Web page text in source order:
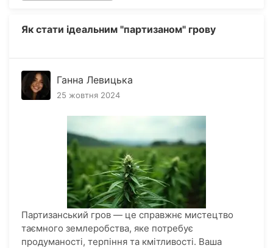
Як стати ідеальним "партизаном" грову
Ганна Левицька
25 жовтня 2024
Партизанський гров — це справжнє мистецтво
таємного землеробства, яке потребує
продуманості, терпіння та кмітливості. Ваша